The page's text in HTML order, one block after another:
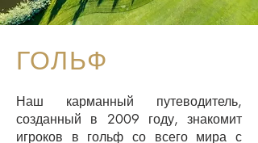
ГОЛЬФ
Наш карманный путеводитель,
созданный в 2009 году, знакомит
игроков в гольф со всего мира с